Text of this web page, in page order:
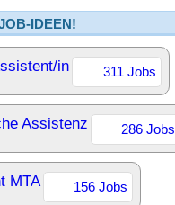
IDEEN!
in 311 Jobs
Assistenz 286 Jobs
MTA 156 Jobs